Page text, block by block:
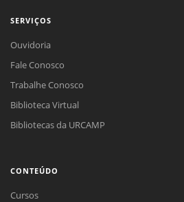
SERVIÇOS
Ouvidoria
Fale Conosco
Trabalhe Conosco
Biblioteca Virtual
Bibliotecas da URCAMP
CONTEÚDO
Cursos